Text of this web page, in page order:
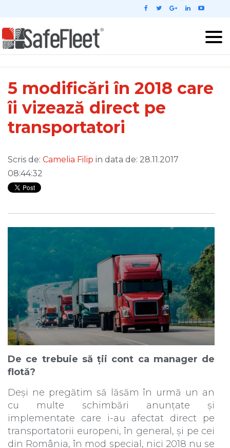
5 modificări în 2018 care
îi vizează direct pe
transportatori
Scris de: Camelia Filip in data de: 28.11.2017
08:44:32
De ce trebuie să ții cont ca manager de
flotă?
Deși ne pregătim să lăsăm în urmă un an
cu multe schimbări anunțate și
implementate care i-au afectat direct pe
transportatorii europeni, în general, și pe cei
din România, în mod special, nici 2018 nu se